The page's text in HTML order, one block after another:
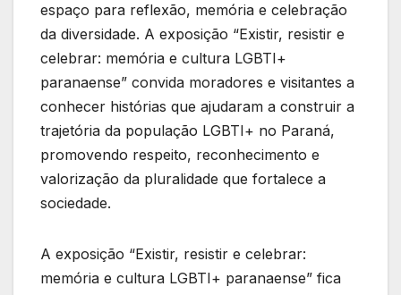
espaço para reflexão, memória e celebração
da diversidade. A exposição “Existir, resistir e
celebrar: memória e cultura LGBTI+
paranaense” convida moradores e visitantes a
conhecer histórias que ajudaram a construir a
trajetória da população LGBTI+ no Paraná,
promovendo respeito, reconhecimento e
valorização da pluralidade que fortalece a
sociedade.
A exposição “Existir, resistir e celebrar:
memória e cultura LGBTI+ paranaense” fica